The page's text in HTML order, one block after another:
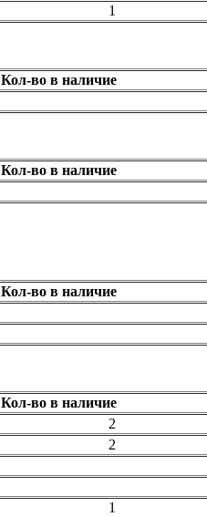
1
Кол-во в наличие
Кол-во в наличие
Кол-во в наличие
Кол-во в наличие
2
2
1